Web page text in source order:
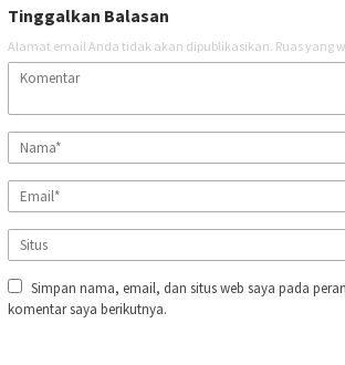
Tinggalkan Balasan
Alamat email Anda tidak akan dipublikasikan. Ruas yang
Simpan nama, email, dan situs web saya pada
komentar saya berikutnya.